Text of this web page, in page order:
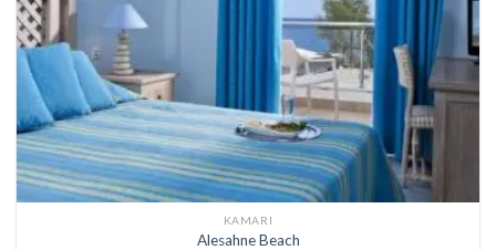
KAMARI
Alesahne Beach